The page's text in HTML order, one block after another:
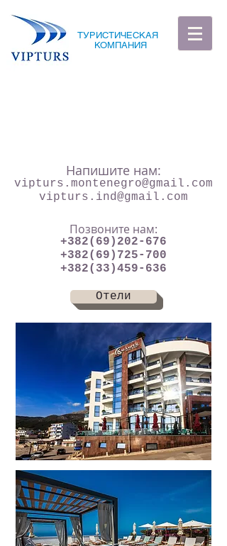
ТУРИСТИЧЕСКАЯ
КОМПАНИЯ
Напишите нам:
vipturs.montenegro@gmail.com
vipturs.ind@gmail.com
Позвоните нам:
+382(69)202-676
+382(69)725-700
+382(33)459-636
Отели